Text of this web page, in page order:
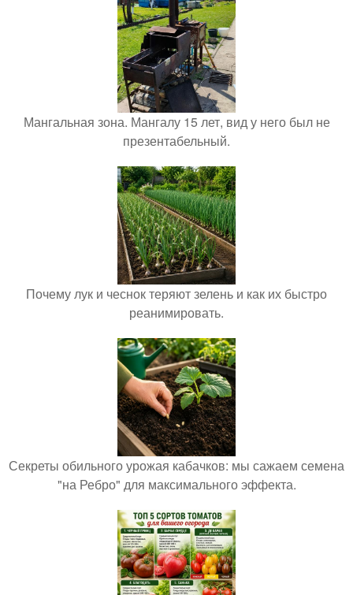
Мангальная зона. Мангалу 15 лет, вид у него был не
презентабельный.
Почему лук и чеснок теряют зелень и как их быстро
реанимировать.
Секреты обильного урожая кабачков: мы сажаем семена
"на Ребро" для максимального эффекта.